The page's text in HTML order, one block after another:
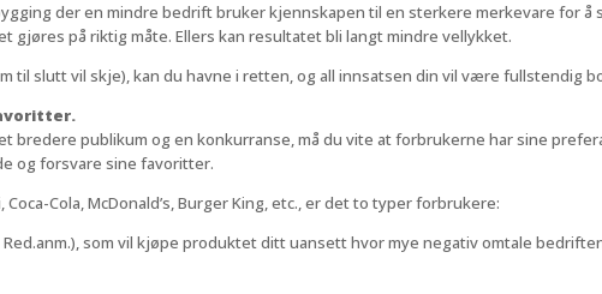
der en mindre bedrift bruker kjennskapen til en sterkere merkevare for å
på riktig måte. Ellers kan resultatet bli langt mindre vellykket.
til slutt vil skje), kan du havne i retten, og all innsatsen din vil være fullstendig
bredere publikum og en konkurranse, må du vite at forbrukerne har sine
og forsvare sine favoritter.
Cola, McDonald’s, Burger King, etc., er det to typer forbrukere:
som vil kjøpe produktet ditt uansett hvor mye negativ omtale